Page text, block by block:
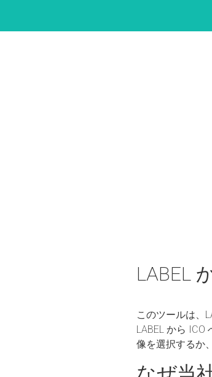
LABEL
このツールは、
LABEL から
像を選択するか